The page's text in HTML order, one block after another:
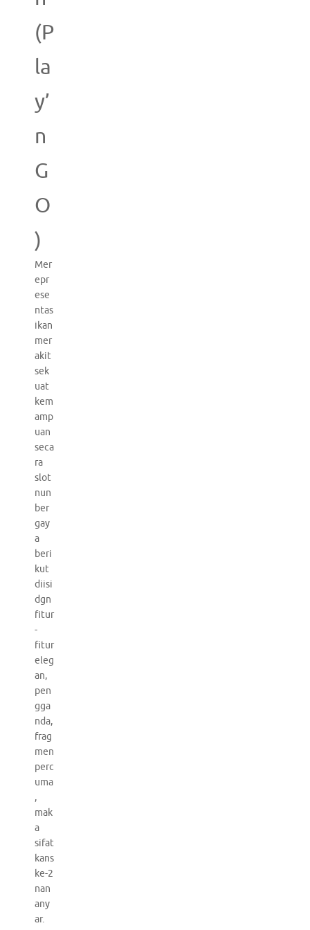
(P
la
y’
n
G
O
)
Mer
epr
ese
ntas
ikan
mer
akit
sek
uat
kem
amp
uan
seca
ra
slot
nun
ber
gay
a
beri
kut
diisi
dgn
fitur
-
fitur
eleg
an,
pen
gga
nda,
frag
men
perc
uma
,
mak
a
sifat
kans
ke-2
nan
any
ar.